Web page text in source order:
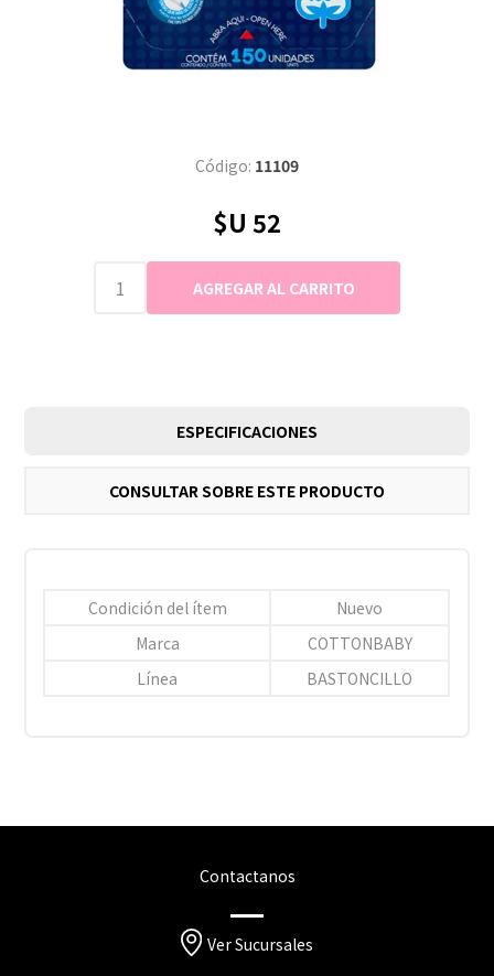
Código: 11109
$U 52
ESPECIFICACIONES
CONSULTAR SOBRE ESTE PRODUCTO
Condición del ítem
Nuevo
Marca
COTTONBABY
Línea
BASTONCILLO
Contactanos
Ver Sucursales